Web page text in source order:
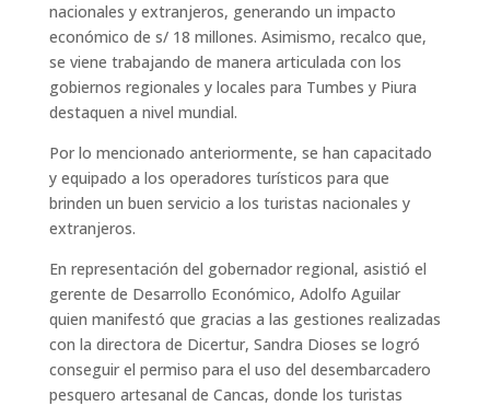
nacionales y extranjeros, generando un impacto
económico de s/ 18 millones. Asimismo, recalco que,
se viene trabajando de manera articulada con los
gobiernos regionales y locales para Tumbes y Piura
destaquen a nivel mundial.
Por lo mencionado anteriormente, se han capacitado
y equipado a los operadores turísticos para que
brinden un buen servicio a los turistas nacionales y
extranjeros.
En representación del gobernador regional, asistió el
gerente de Desarrollo Económico, Adolfo Aguilar
quien manifestó que gracias a las gestiones realizadas
con la directora de Dicertur, Sandra Dioses se logró
conseguir el permiso para el uso del desembarcadero
pesquero artesanal de Cancas, donde los turistas